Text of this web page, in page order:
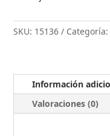
SKU: 15136 Categoría:
Información
Valoraciones (0)